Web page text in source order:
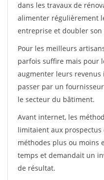
dans les travaux de
alimenter régulièrement
entreprise et doubler
Pour les meilleurs
parfois suffire mais pour
augmenter leurs
passer par un
le secteur du bâtiment.
Avant internet, les
limitaient aux prospectus
méthodes plus ou moins
temps et demandait un
de résultat.